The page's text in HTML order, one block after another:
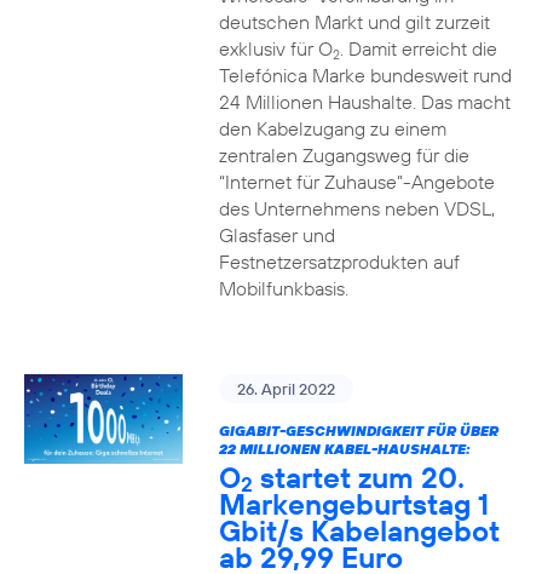
deutschen Markt und gilt zurzeit
exklusiv für O2. Damit erreicht die
Telefónica Marke bundesweit rund
24 Millionen Haushalte. Das macht
den Kabelzugang zu einem
zentralen Zugangsweg für die
“Internet für Zuhause”-Angebote
des Unternehmens neben VDSL,
Glasfaser und
Festnetzersatzprodukten auf
Mobilfunkbasis.
26. April 2022
GIGABIT-GESCHWINDIGKEIT FÜR ÜBER
22 MILLIONEN KABEL-HAUSHALTE:
O2 startet zum 20.
Markengeburtstag 1
Gbit/s Kabelangebot
ab 29,99 Euro